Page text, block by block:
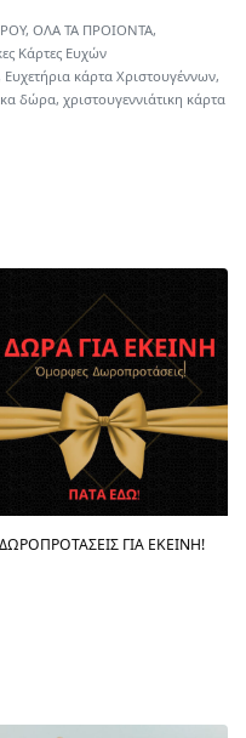
, ΟΛΑ ΤΑ ΠΡΟΙΟΝΤΑ,
Κάρτες Ευχών
Ευχετήρια κάρτα Χριστουγέννων,
δώρα, χριστουγεννιάτικη κάρτα
ΔΩΡΟΠΡΟΤΑΣΕΙΣ ΓΙΑ ΕΚΕΙΝΗ!